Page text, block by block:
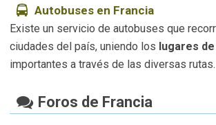
Autobuses en Francia
Existe un servicio de autobuses que
ciudades del país, uniendo los lugares
importantes a través de las diversas rutas.
Foros de Francia